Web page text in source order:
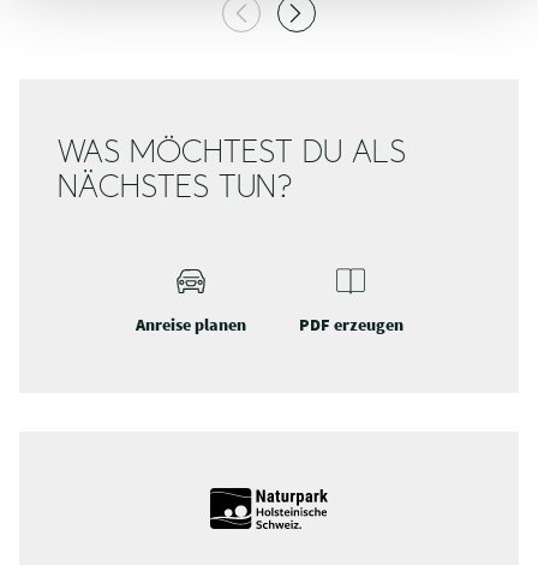
WAS MÖCHTEST DU ALS
NÄCHSTES TUN?
Anreise planen PDF erzeugen